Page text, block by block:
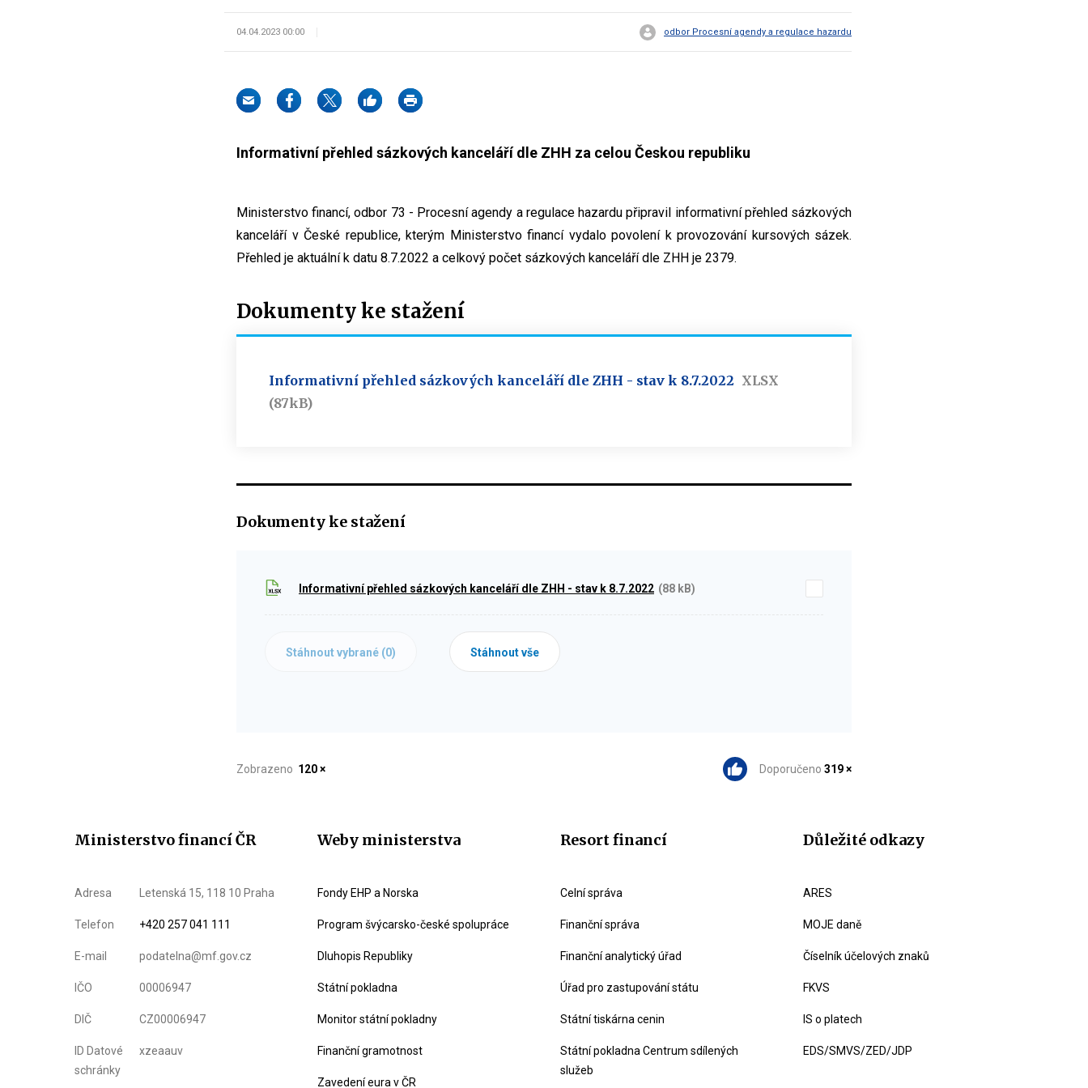
04.04.2023 00:00 odbor Procesní agendy a regulace hazardu
Informativní přehled sázkových kanceláří dle ZHH za celou Českou republiku
Ministerstvo financí, odbor 73 - Procesní agendy a regulace hazardu připravil informativní přehled sázkových
kanceláří v České republice, kterým Ministerstvo financí vydalo povolení k provozování kursových sázek.
Přehled je aktuální k datu 8.7.2022 a celkový počet sázkových kanceláří dle ZHH je 2379.
Dokumenty ke stažení
Informativní přehled sázkových kanceláří dle ZHH - stav k 8.7.2022 XLSX
(87kB)
Dokumenty ke stažení
Informativní přehled sázkových kanceláří dle ZHH - stav k 8.7.2022 (88 kB)
Stáhnout vybrané (0) Stáhnout vše
Zobrazeno 120 × Doporučeno 319 ×
Ministerstvo financí ČR
Adresa Letenská 15, 118 10 Praha
Telefon +420 257 041 111
E-mail podatelna@mf.gov.cz
IČO 00006947
DIČ CZ00006947
ID Datové
schránky
xzeaauv
Weby ministerstva
Fondy EHP a Norska
Program švýcarsko-české spolupráce
Dluhopis Republiky
Státní pokladna
Monitor státní pokladny
Finanční gramotnost
Zavedení eura v ČR
Resort financí
Celní správa
Finanční správa
Finanční analytický úřad
Úřad pro zastupování státu
Státní tiskárna cenin
Státní pokladna Centrum sdílených
služeb
Důležité odkazy
ARES
MOJE daně
Číselník účelových znaků
FKVS
IS o platech
EDS/SMVS/ZED/JDP